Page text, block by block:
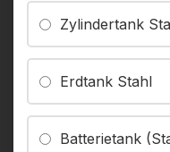
Zylindertank
Erdtank Stahl
Batterietank